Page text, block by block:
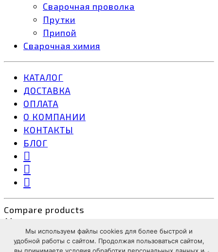
Сварочная проволка
Прутки
Припой
Сварочная химия
КАТАЛОГ
ДОСТАВКА
ОПЛАТА
О КОМПАНИИ
КОНТАКТЫ
БЛОГ
Compare products
Поделиться
Мы используем файлы cookies для более быстрой и
удобной работы с сайтом. Продолжая пользоваться сайтом,